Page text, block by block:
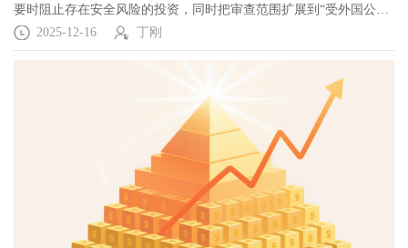
要时阻止存在安全风险的投资，同时把审查范围扩展到“受外国公司
控制”的欧盟内部投资。
2025-12-16 丁刚